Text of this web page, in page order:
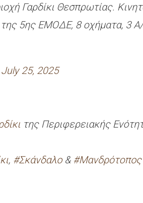
Γαρδίκι Θεσπρωτίας.
5ης ΕΜΟΔΕ, 8 οχήματα, 3
July 25, 2025
της Περιφερειακής
, #Σκάνδαλο& #Μανδρότοπος